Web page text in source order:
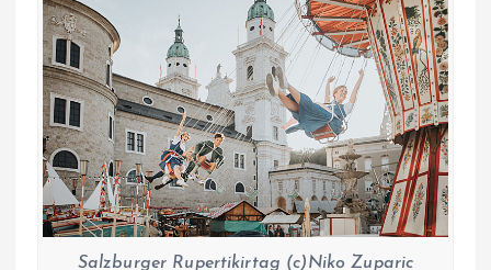
Salzburger Rupertikirtag (c)Niko Zuparic